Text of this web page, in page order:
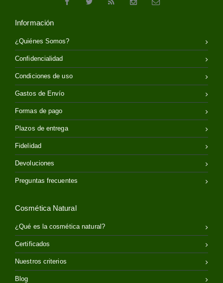
Información
¿Quiénes Somos?
Confidencialidad
Condiciones de uso
Gastos de Envío
Formas de pago
Plazos de entrega
Fidelidad
Devoluciones
Preguntas frecuentes
Cosmética Natural
¿Qué es la cosmética natural?
Certificados
Nuestros criterios
Blog